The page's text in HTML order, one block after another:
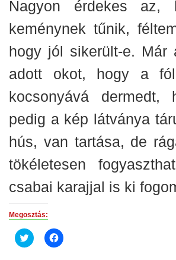
Nagyon érdekes az,
keménynek tűnik,
hogy jól sikerült-e. Már
adott okot, hogy a
kocsonyává dermedt,
pedig a kép látványa
hús, van tartása, de
tökéletesen
csabai karajjal is ki
Megosztás:
Click
to
Click
to